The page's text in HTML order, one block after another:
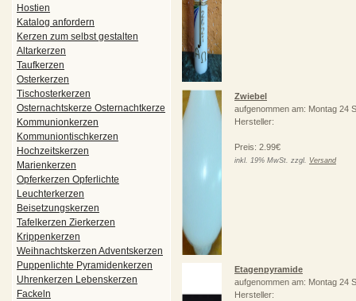
Zwiebel
aufgenommen am: Montag 24
Hersteller:
Preis: 2.99€
inkl. 19% MwSt. zzgl. Versand
Etagenpyramide
aufgenommen am: Montag 24
Hersteller:
Hostien
Katalog anfordern
Kerzen zum selbst gestalten
Altarkerzen
Taufkerzen
Osterkerzen
Tischosterkerzen
Osternachtskerze Osternachtkerze
Kommunionkerzen
Kommuniontischkerzen
Hochzeitskerzen
Marienkerzen
Opferkerzen Opferlichte
Leuchterkerzen
Beisetzungskerzen
Tafelkerzen Zierkerzen
Krippenkerzen
Weihnachtskerzen Adventskerzen
Puppenlichte Pyramidenkerzen
Uhrenkerzen Lebenskerzen
Fackeln